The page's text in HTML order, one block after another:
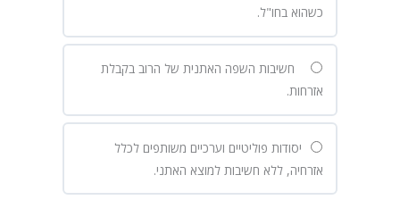
כשהוא בחו"ל.
חשיבות השפה האתנית של הרוב בקבלת
אזרחות.
יסודות פוליטיים וערכיים משותפים לכלל
אזרחיה, ללא חשיבות למוצא האתני.